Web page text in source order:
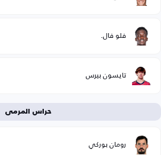
فلو فال.
تايسون بيرس
حراس المرمى
رومان بوركي